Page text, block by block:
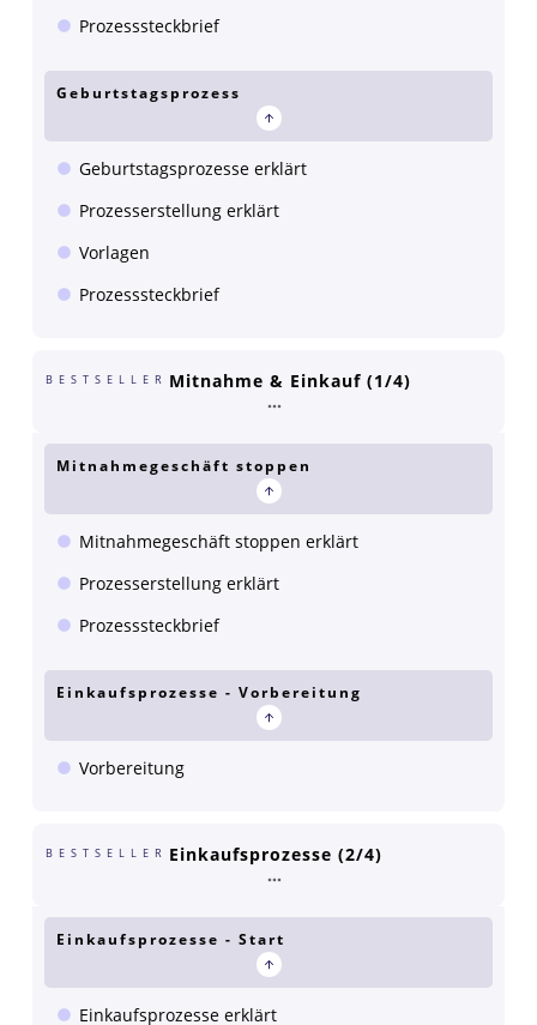
Prozesssteckbrief
Geburtstagsprozess
Geburtstagsprozesse erklärt
Prozesserstellung erklärt
Vorlagen
Prozesssteckbrief
BESTSELLER Mitnahme & Einkauf (1/4)
Mitnahmegeschäft stoppen
Mitnahmegeschäft stoppen erklärt
Prozesserstellung erklärt
Prozesssteckbrief
Einkaufsprozesse - Vorbereitung
Vorbereitung
BESTSELLER Einkaufsprozesse (2/4)
Einkaufsprozesse - Start
Einkaufsprozesse erklärt